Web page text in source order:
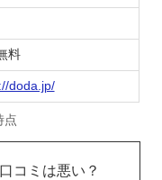
料
doda.jp/
点
コミは悪い？